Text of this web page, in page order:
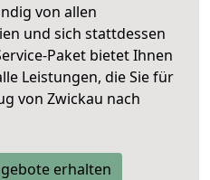
von allen
und sich stattdessen
Paket bietet Ihnen
Leistungen, die Sie für
von Zwickau nach
erhalten